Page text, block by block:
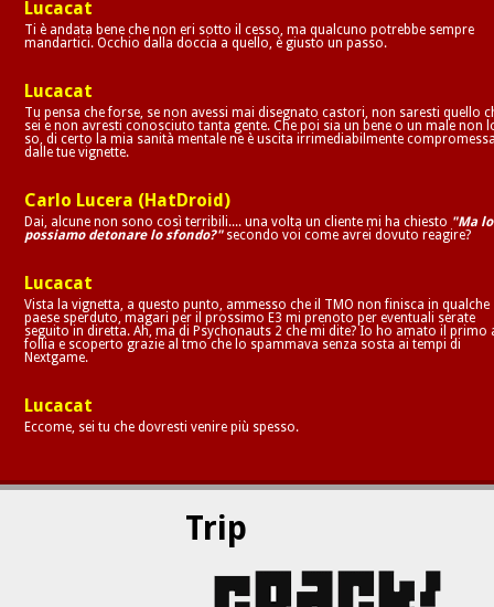
Lucacat
Ti è andata bene che non eri sotto il cesso, ma qualcuno potrebbe sempre
mandartici. Occhio dalla doccia a quello, è giusto un passo.
Lucacat
Tu pensa che forse, se non avessi mai disegnato castori, non saresti quello
sei e non avresti conosciuto tanta gente. Che poi sia un bene o un male non
so, di certo la mia sanità mentale ne è uscita irrimediabilmente
dalle tue vignette.
Carlo Lucera (HatDroid)
Dai, alcune non sono così terribili.... una volta un cliente mi ha chiesto "Ma lo
possiamo detonare lo sfondo?"secondo voi come avrei dovuto reagire?
Lucacat
Vista la vignetta, a questo punto, ammesso che il TMO non finisca in qualche
paese sperduto, magari per il prossimo E3 mi prenoto per eventuali serate
seguito in diretta. Ah, ma di Psychonauts 2 che mi dite? Io ho amato il primo
follia e scoperto grazie al tmo che lo spammava senza sosta ai tempi di
Nextgame.
Lucacat
Eccome, sei tu che dovresti venire più spesso.
Trip